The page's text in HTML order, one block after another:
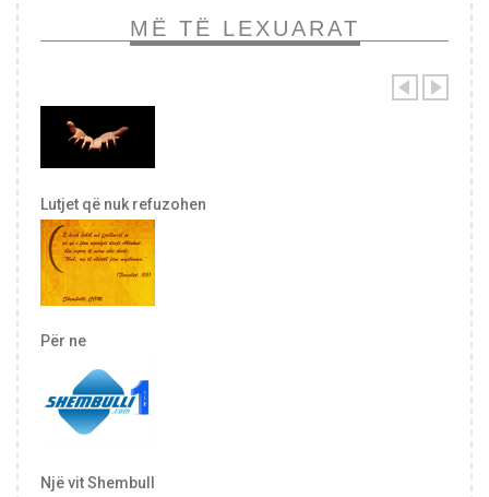
MË TË LEXUARAT
Lutjet që nuk refuzohen
Për ne
Një vit Shembull